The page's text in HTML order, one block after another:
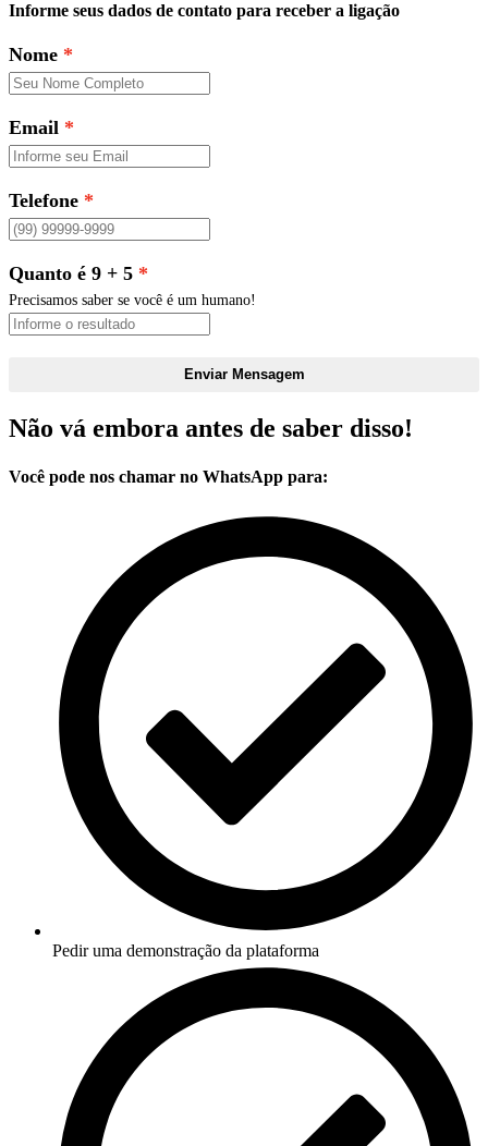
Informe seus dados de contato para receber a ligação
Nome
Email
Telefone
Quanto é 9 + 5
Precisamos saber se você é um humano!
Enviar Mensagem
Não vá embora antes de saber disso!
Você pode nos chamar no WhatsApp para:
Pedir uma demonstração da plataforma